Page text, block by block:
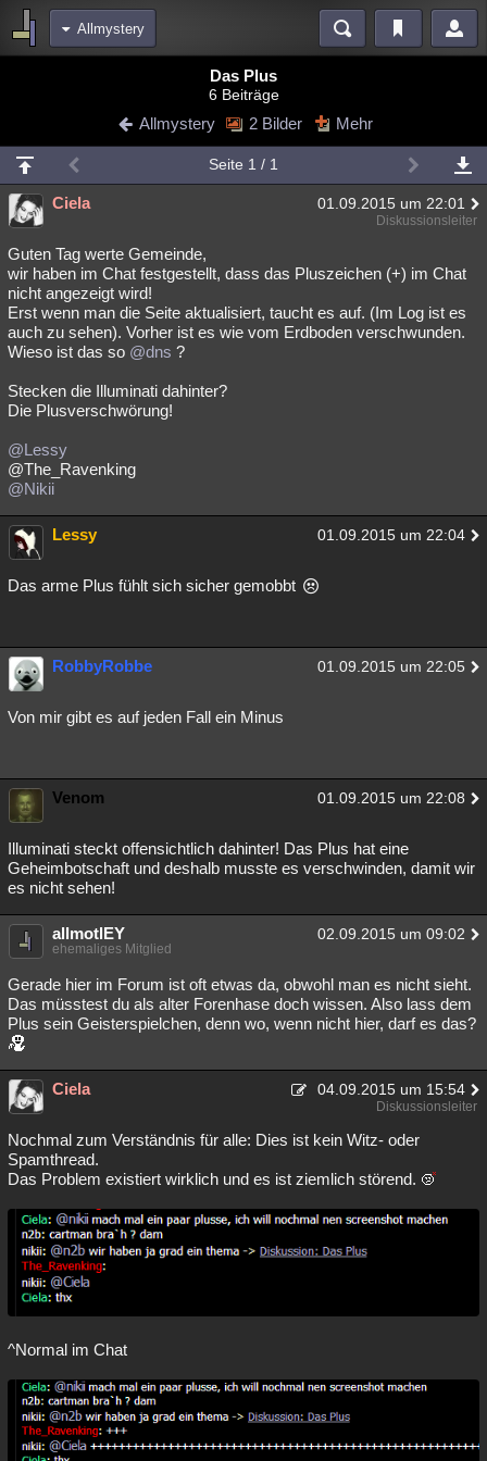
Allmystery
Blogs
Chat Wiki Neuigkeiten
meine Rubriken
Menschen Mystery Kriminalfälle
Spiritualität Verschwörungen
Natur Umfragen
weitere Rubriken
Philosophie Träume
Astronomie Helpdesk Gruppen
Musik
Übersichten
Lesenswert
Das Plus
6 Beiträge
Allmystery 2 Bilder Mehr
Seite 1 / 1
Ciela 01.09.2015 um 22:01
Diskussionsleiter
Guten Tag werte Gemeinde,
wir haben im Chat festgestellt, dass das Pluszeichen (+) im Chat
nicht angezeigt wird!
Erst wenn man die Seite aktualisiert, taucht es auf. (Im Log ist es
auch zu sehen). Vorher ist es wie vom Erdboden verschwunden.
Wieso ist das so @dns ?
Stecken die Illuminati dahinter?
Die Plusverschwörung!
@Lessy
@The_Ravenking
@Nikii
Lessy 01.09.2015 um 22:04
Das arme Plus fühlt sich sicher gemobbt
RobbyRobbe 01.09.2015 um 22:05
Von mir gibt es auf jeden Fall ein Minus
Venom 01.09.2015 um 22:08
Illuminati steckt offensichtlich dahinter! Das Plus hat eine
Geheimbotschaft und deshalb musste es verschwinden, damit wir
es nicht sehen!
allmotlEY 02.09.2015 um 09:02
ehemaliges Mitglied
Gerade hier im Forum ist oft etwas da, obwohl man es nicht sieht.
Das müsstest du als alter Forenhase doch wissen. Also lass dem
Plus sein Geisterspielchen, denn wo, wenn nicht hier, darf es das?
Ciela 04.09.2015 um 15:54
Diskussionsleiter
Nochmal zum Verständnis für alle: Dies ist kein Witz- oder
Spamthread.
Das Problem existiert wirklich und es ist ziemlich störend.
^Normal im Chat